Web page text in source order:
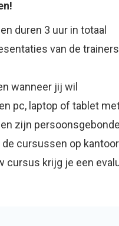
duren 3 uur in totaal
van de
wanneer jij wil
pc, laptop of tablet
zijn
cursussen op
cursus krijg je een